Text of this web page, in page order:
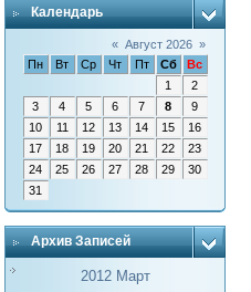
Календарь
« Август 2026 »
Пн
Вт Ср Чт Пт Сб
Вс
1
2
3
4 5 6 7 8
9
10
11 12 13 14 15
16
17
18 19 20 21 22
23
24
25 26 27 28 29
30
31
Архив Записей
2012 Март